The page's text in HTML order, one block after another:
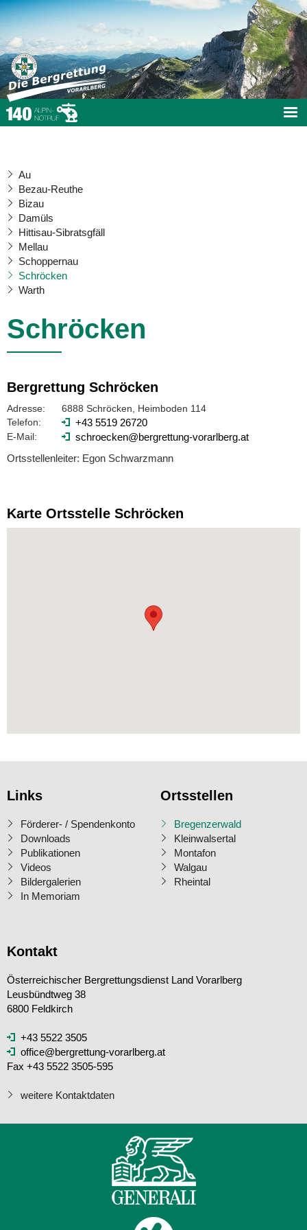
Au
Bezau-Reuthe
Bizau
Damüls
Hittisau-Sibratsgfäll
Mellau
Schoppernau
Schröcken
Warth
Schröcken
Bergrettung Schröcken
Adresse:
6888 Schröcken, Heimboden 114
Telefon:
+43 5519 26720
E-Mail:
schroecken@bergrettung-vorarlberg.at
Ortsstellenleiter: Egon Schwarzmann
Karte Ortsstelle Schröcken
Links
Förderer- / Spendenkonto
Downloads
Publikationen
Videos
Bildergalerien
In Memoriam
Ortsstellen
Bregenzerwald
Kleinwalsertal
Montafon
Walgau
Rheintal
Kontakt
Österreichischer Bergrettungsdienst Land Vorarlberg
Leusbündtweg 38
6800 Feldkirch
+43 5522 3505
office@bergrettung-vorarlberg.at
Fax +43 5522 3505-595
weitere Kontaktdaten